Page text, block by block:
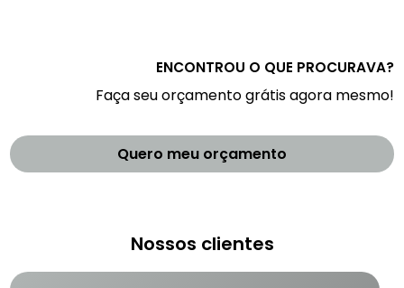
ENCONTROU O QUE PROCURAVA?
Faça seu orçamento grátis agora mesmo!
Quero meu orçamento
Nossos clientes